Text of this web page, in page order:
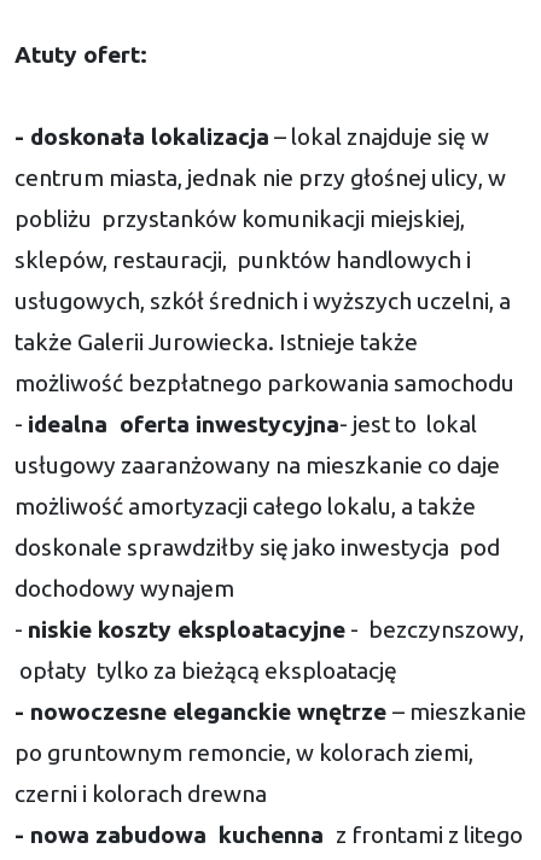
Atuty ofert:
- doskonała lokalizacja – lokal znajduje się w
centrum miasta, jednak nie przy głośnej ulicy, w
pobliżu przystanków komunikacji miejskiej,
sklepów, restauracji, punktów handlowych i
usługowych, szkół średnich i wyższych uczelni, a
także Galerii Jurowiecka. Istnieje także
możliwość bezpłatnego parkowania samochodu
- idealna oferta inwestycyjna- jest to lokal
usługowy zaaranżowany na mieszkanie co daje
możliwość amortyzacji całego lokalu, a także
doskonale sprawdziłby się jako inwestycja pod
dochodowy wynajem
- niskie koszty eksploatacyjne - bezczynszowy,
opłaty tylko za bieżącą eksploatację
- nowoczesne eleganckie wnętrze – mieszkanie
po gruntownym remoncie, w kolorach ziemi,
czerni i kolorach drewna
- nowa zabudowa kuchenna z frontami z litego